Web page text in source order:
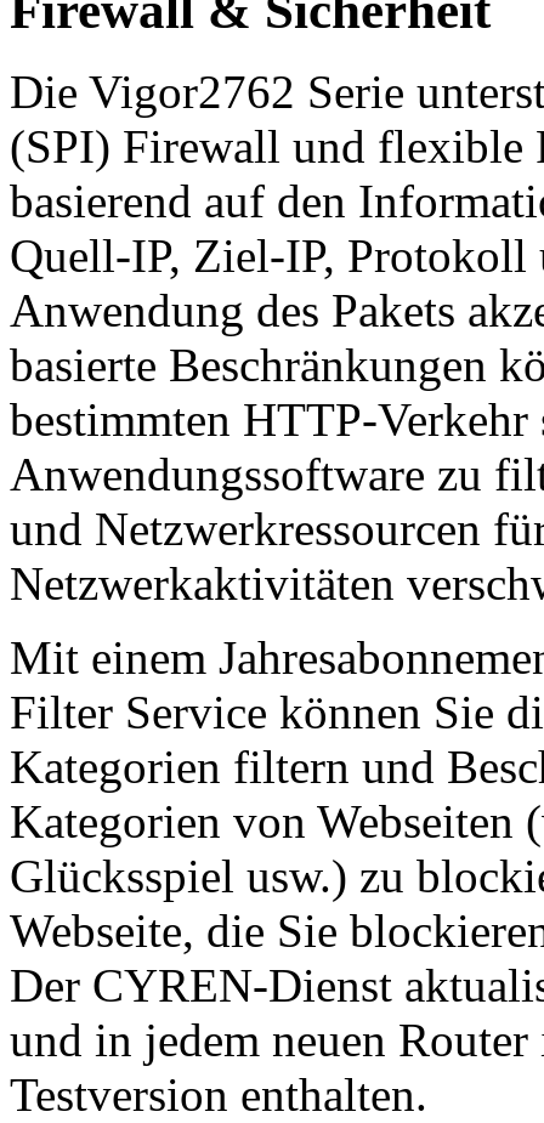
Die Vigor2762 Serie
(SPI) Firewall und flexible
basierend auf den
Quell-IP, Ziel-IP, Protokoll
Anwendung des Pakets
basierte Beschränkungen
bestimmten HTTP-Verkehr
Anwendungssoftware zu
und Netzwerkressourcen
Netzwerkaktivitäten
Mit einem
Filter Service können Sie
Kategorien filtern und
Kategorien von
Glücksspiel usw.) zu
Webseite, die Sie
Der CYREN-Dienst
und in jedem neuen
Testversion enthalten.